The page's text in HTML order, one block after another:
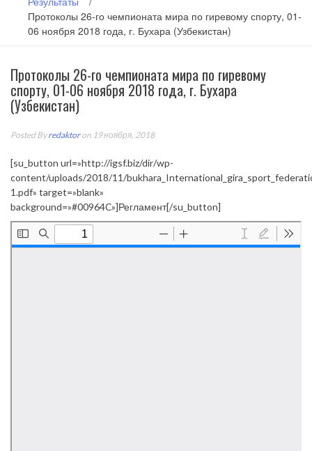
Протоколы 26-го чемпионата мира по гиревому спорту, 01-
06 ноября 2018 года, г. Бухара (Узбекистан)
Протоколы 26-го чемпионата мира по гиревому
спорту, 01-06 ноября 2018 года, г. Бухара
(Узбекистан)
Posted Byredaktoron 19 ноября, 2018
[su_button url=»http://igsf.biz/dir/wp-
content/uploads/2018/11/
1.pdf» target=»blank»
background=»#00964C»]Регламент[/su_button]